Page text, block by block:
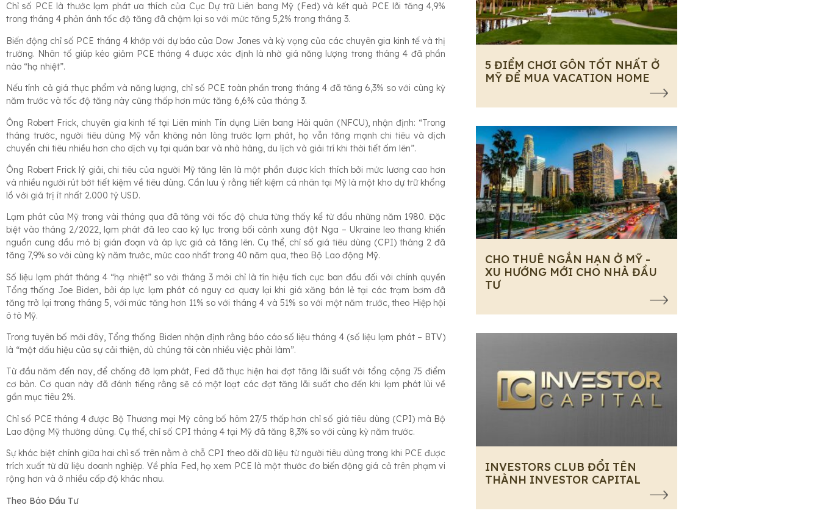
Chỉ số PCE là thước lạm phát ưa thích của Cục Dự trữ Liên bang Mỹ (Fed) và kết quả PCE lõi tăng 4,9%
trong tháng 4 phản ánh tốc độ tăng đã chậm lại so với mức tăng 5,2% trong tháng 3.
Biến động chỉ số PCE tháng 4 khớp với dự báo của Dow Jones và kỳ vọng của các chuyên gia kinh tế và thị
trường. Nhân tố giúp kéo giảm PCE tháng 4 được xác định là nhờ giá năng lượng trong tháng 4 đã phần
nào “hạ nhiệt”.
Nếu tính cả giá thực phẩm và năng lượng, chỉ số PCE toàn phần trong tháng 4 đã tăng 6,3% so với cùng kỳ
năm trước và tốc độ tăng này cũng thấp hơn mức tăng 6,6% của tháng 3.
Ông Robert Frick, chuyên gia kinh tế tại Liên minh Tín dụng Liên bang Hải quân (NFCU), nhận định: “Trong
tháng trước, người tiêu dùng Mỹ vẫn không nản lòng trước lạm phát, họ vẫn tăng mạnh chi tiêu và dịch
chuyển chi tiêu nhiều hơn cho dịch vụ tại quán bar và nhà hàng, du lịch và giải trí khi thời tiết ấm lên”.
Ông Robert Frick lý giải, chi tiêu của người Mỹ tăng lên là một phần được kích thích bởi mức lương cao hơn
và nhiều người rút bớt tiết kiệm về tiêu dùng. Cần lưu ý rằng tiết kiệm cá nhân tại Mỹ là một kho dự trữ khổng
lồ với giá trị ít nhất 2.000 tỷ USD.
Lạm phát của Mỹ trong vài tháng qua đã tăng với tốc độ chưa từng thấy kể từ đầu những năm 1980. Đặc
biệt vào tháng 2/2022, lạm phát đã leo cao kỷ lục trong bối cảnh xung đột Nga – Ukraine leo thang khiến
nguồn cung dầu mỏ bị gián đoạn và áp lực giá cả tăng lên. Cụ thể, chỉ số giá tiêu dùng (CPI) tháng 2 đã
tăng 7,9% so với cùng kỳ năm trước, mức cao nhất trong 40 năm qua, theo Bộ Lao động Mỹ.
Số liệu lạm phát tháng 4 “hạ nhiệt” so với tháng 3 mới chỉ là tín hiệu tích cực ban đầu đối với chính quyền
Tổng thống Joe Biden, bởi áp lực lạm phát có nguy cơ quay lại khi giá xăng bán lẻ tại các trạm bơm đã
tăng trở lại trong tháng 5, với mức tăng hơn 11% so với tháng 4 và 51% so với một năm trước, theo Hiệp hội
ô tô Mỹ.
Trong tuyên bố mới đây, Tổng thống Biden nhận định rằng báo cáo số liệu tháng 4 (số liệu lạm phát – BTV)
là “một dấu hiệu của sự cải thiện, dù chúng tôi còn nhiều việc phải làm”.
Từ đầu năm đến nay, để chống đỡ lạm phát, Fed đã thực hiện hai đợt tăng lãi suất với tổng cộng 75 điểm
cơ bản. Cơ quan này đã đánh tiếng rằng sẽ có một loạt các đợt tăng lãi suất cho đến khi lạm phát lùi về
gần mục tiêu 2%.
Chỉ số PCE tháng 4 được Bộ Thương mại Mỹ công bố hôm 27/5 thấp hơn chỉ số giá tiêu dùng (CPI) mà Bộ
Lao động Mỹ thường dùng. Cụ thể, chỉ số CPI tháng 4 tại Mỹ đã tăng 8,3% so với cùng kỳ năm trước.
Sự khác biệt chính giữa hai chỉ số trên nằm ở chỗ CPI theo dõi dữ liệu từ người tiêu dùng trong khi PCE được
trích xuất từ dữ liệu doanh nghiệp. Về phía Fed, họ xem PCE là một thước đo biến động giá cả trên phạm vi
rộng hơn và ở nhiều cấp độ khác nhau.
Theo Báo Đầu Tư
5 ĐIỂM CHƠI GÔN TỐT NHẤT Ở
MỸ ĐỂ MUA VACATION HOME
CHO THUÊ NGẮN HẠN Ở MỸ -
XU HƯỚNG MỚI CHO NHÀ ĐẦU
TƯ
INVESTORS CLUB ĐỔI TÊN
THÀNH INVESTOR CAPITAL